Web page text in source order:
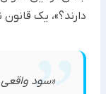
دارند؟»، یک
«سود